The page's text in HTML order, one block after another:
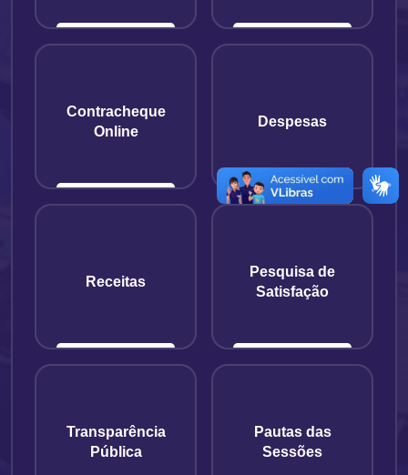
Contracheque
Online
Despesas
Receitas
Pesquisa de
Satisfação
Transparência
Pública
Pautas das
Sessões